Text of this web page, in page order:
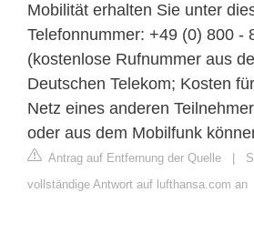
Mobilität erhalten Sie unter
Telefonnummer: +49 (0) 800 -
(kostenlose Rufnummer aus
Deutschen Telekom; Kosten
Netz eines anderen
oder aus dem Mobilfunk
Antrag auf Entfernung der Quelle
vollständige Antwort auf lufthansa.com an